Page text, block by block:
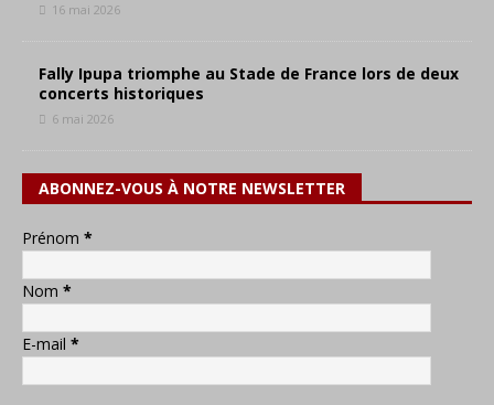
16 mai 2026
Fally Ipupa triomphe au Stade de France lors de deux
concerts historiques
6 mai 2026
ABONNEZ-VOUS À NOTRE NEWSLETTER
Prénom *
Nom *
E-mail *